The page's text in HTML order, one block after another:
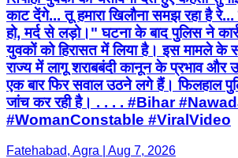
काट देंगे... तू हमारा खिलौना समझ रहा है
हो, मर्द से लड़ो।" घटना के बाद पुलिस ने
युवकों को हिरासत में लिया है। इस मामले के
राज्य में लागू शराबबंदी कानून के प्रभाव
एक बार फिर सवाल उठने लगे हैं। फिलहाल
जांच कर रही है। . . . . #Bihar
#WomanConstable #ViralVideo
Fatehabad, Agra | Aug 7, 2026